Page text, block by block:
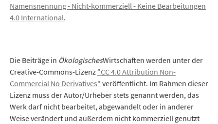
Namensnennung - Nicht-kommerziell - Keine Bearbeitungen
4.0 International.
Die Beiträge in ÖkologischesWirtschaften werden unter der
Creative-Commons-Lizenz "CC 4.0 Attribution Non-
Commercial No Derivatives" veröffentlicht. Im Rahmen dieser
Lizenz muss der Autor/Urheber stets genannt werden, das
Werk darf nicht bearbeitet, abgewandelt oder in anderer
Weise verändert und außerdem nicht kommerziell genutzt